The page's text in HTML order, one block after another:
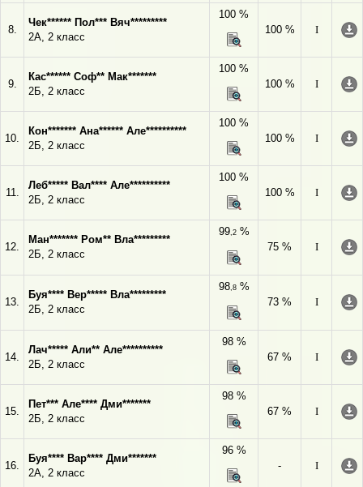
8.
Чек****** Пол*** Вяч*********
2А, 2 класс
100 %
100 %
I
9.
Кас****** Соф** Мак*******
2Б, 2 класс
100 %
100 %
I
10.
Кон******* Ана****** Але**********
2Б, 2 класс
100 %
100 %
I
11.
Леб***** Вал**** Але**********
2Б, 2 класс
100 %
100 %
I
12.
Ман******* Ром** Вла*********
2Б, 2 класс
99,2%
75 %
I
13.
Буя**** Вер***** Вла*********
2Б, 2 класс
98,8%
73 %
I
14.
Лач***** Али** Але**********
2Б, 2 класс
98 %
67 %
I
15.
Пет*** Але**** Дми*******
2Б, 2 класс
98 %
67 %
I
16.
Буя**** Вар**** Дми*******
2А, 2 класс
96 %
-
I